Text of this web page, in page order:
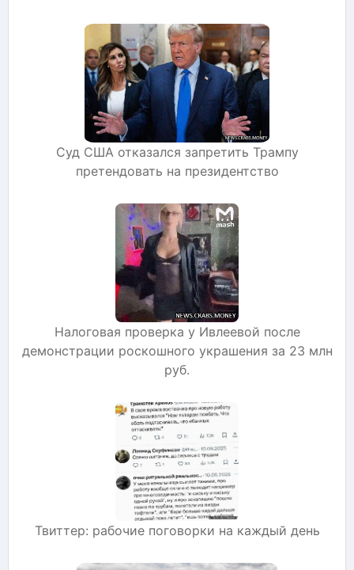
Суд США отказался запретить Трампу
претендовать на президентство
Налоговая проверка у Ивлеевой после
демонстрации роскошного украшения за 23 млн
руб.
Твиттер: рабочие поговорки на каждый день